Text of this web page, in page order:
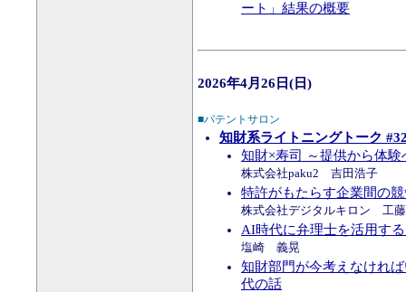
ート」結果の概要
2026年4月26日(日)
■パテントサロン
知財系ライトニングトーク
知財×寿司 ～提供から体
株式会社paku2 吉田浩子
特許がもたらす企業間の
株式会社デジタルキロン 工
AI時代に弁理士を活用す
塩崎 義晃
知財部門が今考えなけれ
代の話